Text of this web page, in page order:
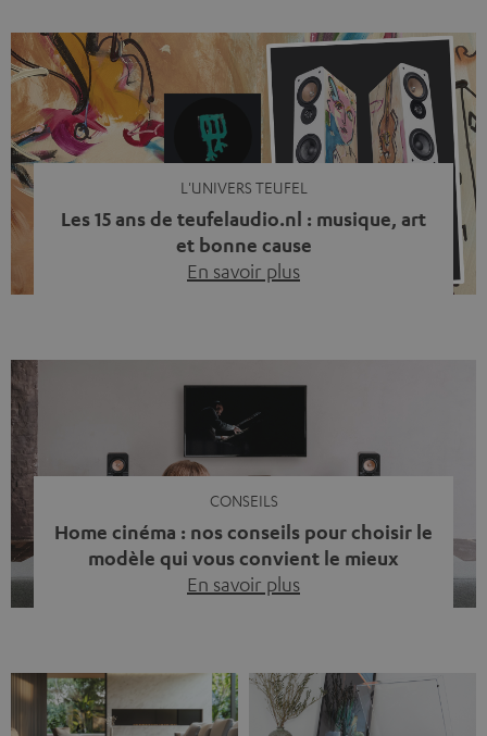
L'UNIVERS TEUFEL
Les 15 ans de teufelaudio.nl : musique, art
et bonne cause
En savoir plus
quelque chose qui reflète ce que représente Teufel :
célébrer le pouvoir du son et redonner quelque chose à
la société. La musique fait bien plus que simplement
sonner bien. […]
CONSEILS
Home cinéma : nos conseils pour choisir le
modèle qui vous convient le mieux
En savoir plus
dialogue est couvert par un bruit de fond… et adieu
l’immersion. Rassurez-vous, on a tous vécu ça. Mais la